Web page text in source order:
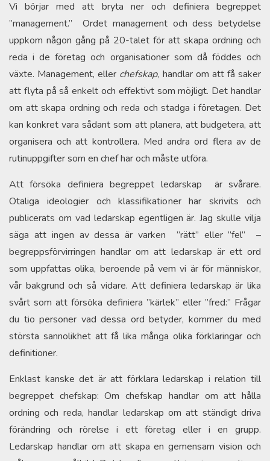
Vi börjar med att bryta ner och definiera begreppet
”management.” Ordet management och dess betydelse
uppkom någon gång på 20-talet för att skapa ordning och
reda i de företag och organisationer som då föddes och
växte. Management, eller chefskap, handlar om att få saker
att flyta på så enkelt och effektivt som möjligt. Det handlar
om att skapa ordning och reda och stadga i företagen. Det
kan konkret vara sådant som att planera, att budgetera, att
organisera och att kontrollera. Med andra ord flera av de
rutinuppgifter som en chef har och måste utföra.
Att försöka definiera begreppet ledarskap är svårare.
Otaliga ideologier och klassifikationer har skrivits och
publicerats om vad ledarskap egentligen är. Jag skulle vilja
säga att ingen av dessa är varken ”rätt” eller ”fel” –
begreppsförvirringen handlar om att ledarskap är ett ord
som uppfattas olika, beroende på vem vi är för människor,
vår bakgrund och så vidare. Att definiera ledarskap är lika
svårt som att försöka definiera ”kärlek” eller ”fred:” Frågar
du tio personer vad dessa ord betyder, kommer du med
största sannolikhet att få lika många olika förklaringar och
definitioner.
Enklast kanske det är att förklara ledarskap i relation till
begreppet chefskap: Om chefskap handlar om att hålla
ordning och reda, handlar ledarskap om att ständigt driva
förändring och rörelse i ett företag eller i en grupp.
Ledarskap handlar om att skapa en gemensam vision och